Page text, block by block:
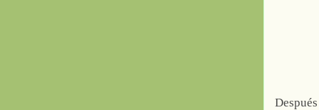
Después